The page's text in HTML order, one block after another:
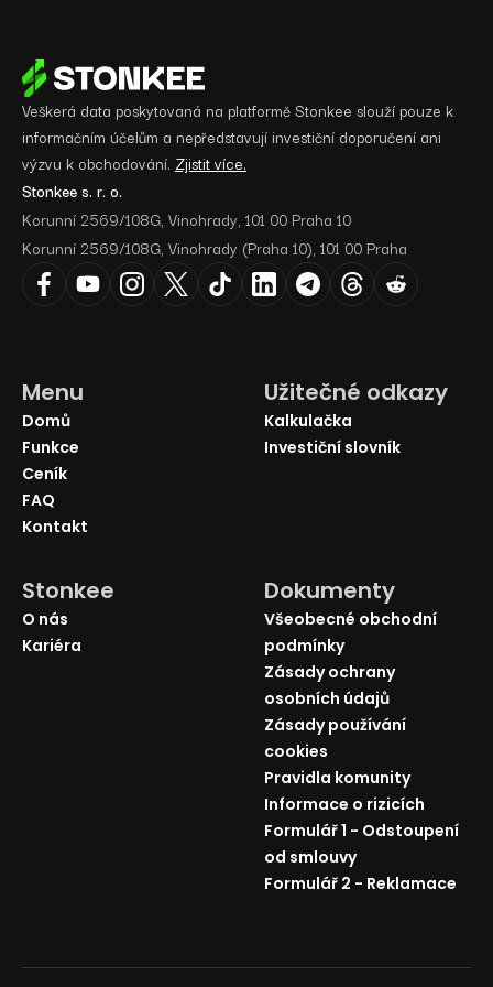
Veškerá data poskytovaná na platformě Stonkee slouží pouze k
informačním účelům a nepředstavují investiční doporučení ani
výzvu k obchodování. Zjistit více.
Stonkee s. r. o.
Korunní 2569/108G, Vinohrady, 101 00 Praha 10
Korunní 2569/108G, Vinohrady (Praha 10), 101 00 Praha
Menu
Domů
Funkce
Ceník
FAQ
Kontakt
Užitečné odkazy
Kalkulačka
Investiční slovník
Stonkee
O nás
Kariéra
Dokumenty
Všeobecné obchodní
podmínky
Zásady ochrany
osobních údajů
Zásady používání
cookies
Pravidla komunity
Informace o rizicích
Formulář 1 - Odstoupení
od smlouvy
Formulář 2 - Reklamace